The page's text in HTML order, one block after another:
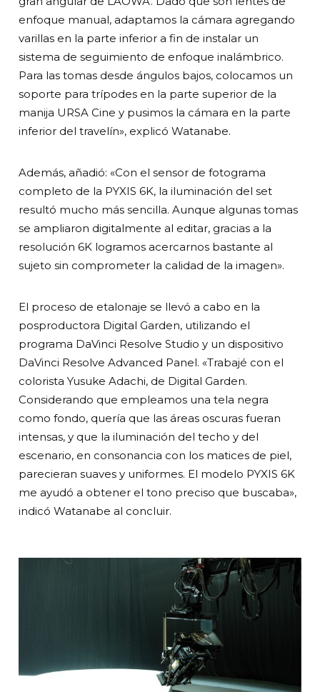
enfoque manual, adaptamos la cámara agregando
varillas en la parte inferior a fin de instalar un
sistema de seguimiento de enfoque inalámbrico.
Para las tomas desde ángulos bajos, colocamos un
soporte para trípodes en la parte superior de la
manija URSA Cine y pusimos la cámara en la parte
inferior del travelín», explicó Watanabe.
Además, añadió: «Con el sensor de fotograma
completo de la PYXIS 6K, la iluminación del set
resultó mucho más sencilla. Aunque algunas tomas
se ampliaron digitalmente al editar, gracias a la
resolución 6K logramos acercarnos bastante al
sujeto sin comprometer la calidad de la imagen».
El proceso de etalonaje se llevó a cabo en la
posproductora Digital Garden, utilizando el
programa DaVinci Resolve Studio y un dispositivo
DaVinci Resolve Advanced Panel. «Trabajé con el
colorista Yusuke Adachi, de Digital Garden.
Considerando que empleamos una tela negra
como fondo, quería que las áreas oscuras fueran
intensas, y que la iluminación del techo y del
escenario, en consonancia con los matices de piel,
parecieran suaves y uniformes. El modelo PYXIS 6K
me ayudó a obtener el tono preciso que buscaba»,
indicó Watanabe al concluir.